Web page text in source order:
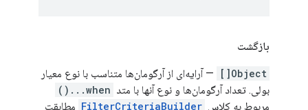
بازگشت
Object[]
— آرایه‌ای از آرگومان‌ها متناسب با نوع معیار
بولی. تعداد آرگومان‌ها و نوع آنها با متد when...()
مربوط به کلاس FilterCriteriaBuilder مطابقت